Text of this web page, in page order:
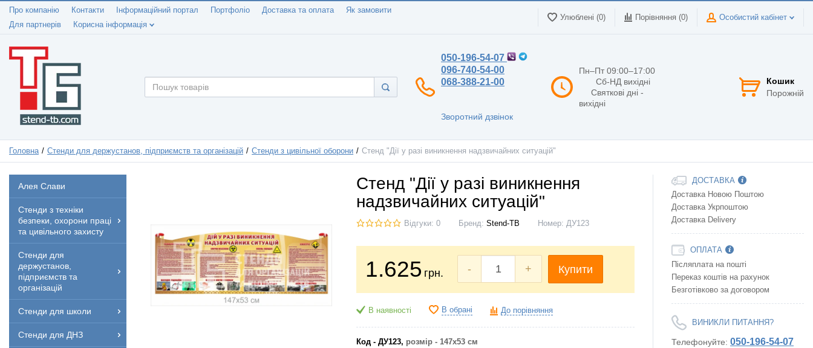
Про компанію Контакти Інформаційний портал Портфоліо Доставка та оплата
Як замовити
Для партнерів
Корисна інформація
Улюблені (0) Порівняння (0) Особистий кабінет
050-196-54-07
096-740-54-00
068-388-21-00
Зворотний дзвінок
Пн–Пт 09:00–17:00
Сб-НД вихідні
Святкові дні -
вихідні
Кошик
Порожній
Головна Стенди для держустанов, підприємств та організацій Стенди з цивільної оборони Стенд "Дії у разі виникнення надзвичайних ситуацій"
Алея Слави
Стенди з техніки
безпеки, охорони праці
та цивільного захисту
Стенди для
держустанов,
підприємств та
організацій
Стенди для школи
Стенди для ДНЗ
Стенд "Дії у разі виникнення
надзвичайних ситуацій"
Відгуки: 0 Бренд: Stend-TB Номер: ДУ123
1.625 грн. - + Купити
В наявності В обрані До порівняння
Код - ДУ123, розмір - 147х53 см
ДОСТАВКА
Доставка Новою Поштою
Доставка Укрпоштою
Доставка Delivery
ОПЛАТА
Післяплата на пошті
Переказ коштів на рахунок
Безготівково за договором
ВИНИКЛИ ПИТАННЯ?
Телефонуйте: 050-196-54-07